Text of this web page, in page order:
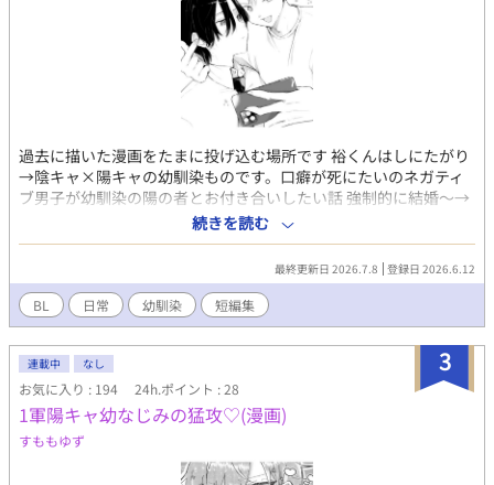
過去に描いた漫画をたまに投げ込む場所です 裕くんはしにたがり
→陰キャ×陽キャの幼馴染ものです。口癖が死にたいのネガティ
ブ男子が幼馴染の陽の者とお付き合いしたい話 強制的に結婚～→
オタク×V？近未来の話。AIに結婚相手決められてしまう話 人間
くんと吸血鬼さん→17ｐ予定ブロマンスより
続きを読む
最終更新日 2026.7.8 登録日 2026.6.12
BL 日常 幼馴染 短編集
3
連載中 なし
お気に入り : 194 24h.ポイント : 28
1軍陽キャ幼なじみの猛攻♡(漫画)
すももゆず